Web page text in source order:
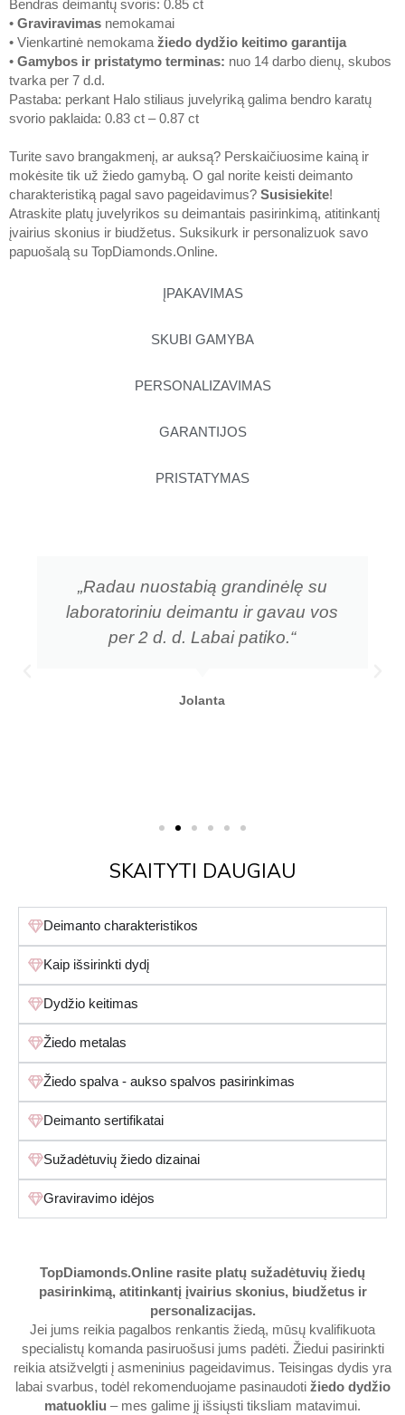
ĮPAKAVIMAS
SKUBI GAMYBA
PERSONALIZAVIMAS
GARANTIJOS
PRISTATYMAS
Bendras deimantų svoris: 0.85 ct
• Graviravimas nemokamai
• Vienkartinė nemokama žiedo dydžio keitimo garantija
• Gamybos ir pristatymo terminas: nuo 14 darbo dienų, skubos
tvarka per 7 d.d.
Pastaba: perkant Halo stiliaus juvelyriką galima bendro karatų
svorio paklaida: 0.83 ct – 0.87 ct
Turite savo brangakmenį, ar auksą? Perskaičiuosime kainą ir
mokėsite tik už žiedo gamybą. O gal norite keisti deimanto
charakteristiką pagal savo pageidavimus? Susisiekite!
Atraskite platų juvelyrikos su deimantais pasirinkimą, atitinkantį
įvairius skonius ir biudžetus. Suksikurk ir personalizuok savo
papuošalą su TopDiamonds.Online.
„Radau nuostabią grandinėlę su
laboratoriniu deimantu ir gavau vos
per 2 d. d. Labai patiko.“
Jolanta
SKAITYTI DAUGIAU
Deimanto charakteristikos
Kaip išsirinkti dydį
Dydžio keitimas
Žiedo metalas
Žiedo spalva - aukso spalvos pasirinkimas
Deimanto sertifikatai
Sužadėtuvių žiedo dizainai
Graviravimo idėjos
TopDiamonds.Online rasite platų sužadėtuvių žiedų
pasirinkimą, atitinkantį įvairius skonius, biudžetus ir
personalizacijas.
Jei jums reikia pagalbos renkantis žiedą, mūsų kvalifikuota
specialistų komanda pasiruošusi jums padėti. Žiedui pasirinkti
reikia atsižvelgti į asmeninius pageidavimus. Teisingas dydis yra
labai svarbus, todėl rekomenduojame pasinaudoti žiedo dydžio
matuokliu – mes galime jį išsiųsti tiksliam matavimui.